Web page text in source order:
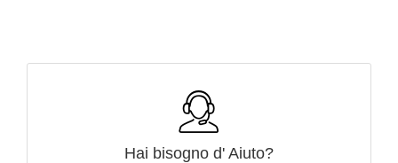
Hai bisogno d' Aiuto?